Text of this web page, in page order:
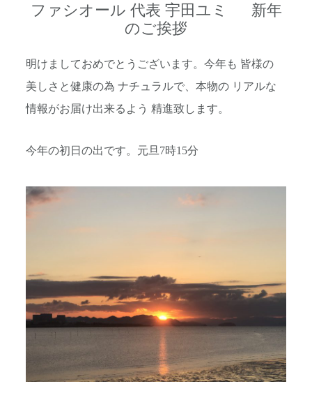
ファシオール 代表 宇田ユミ 新年
のご挨拶
明けましておめでとうございます。今年も 皆様の
美しさと健康の為 ナチュラルで、本物の リアルな
情報がお届け出来るよう 精進致します。
今年の初日の出です。元旦7時15分